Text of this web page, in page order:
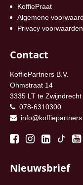
KoffiePraat
Algemene
Privacy voorwaarden
Contact
KoffiePartners B.V.
Ohmstraat 14
3335 LT te Zwijndrecht
078-6310300
Nieuwsbrief